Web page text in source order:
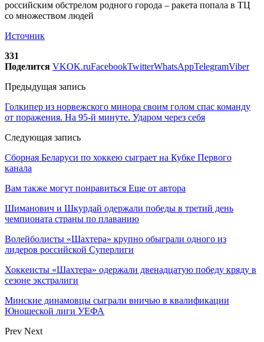
Источник
331
Поделится VKOK.ruFacebookTwitterWhatsAppTelegramViber
Предыдущая запись
Голкипер из норвежского минора своим голом спас команду
от поражения. На 95-й минуте. Ударом через себя
Следующая запись
Сборная Беларуси по хоккею сыграет на Кубке Первого
канала
Вам также могут понравиться Еще от автора
Шиманович и Шкурдай одержали победы в третий день
чемпионата страны по плаванию
Волейболисты «Шахтера» крупно обыграли одного из
лидеров российской Суперлиги
Хоккеисты «Шахтера» одержали двенадцатую победу кряду в
сезоне экстралиги
Минские динамовцы сыграли вничью в квалификации
Юношеской лиги УЕФА
Prev Next